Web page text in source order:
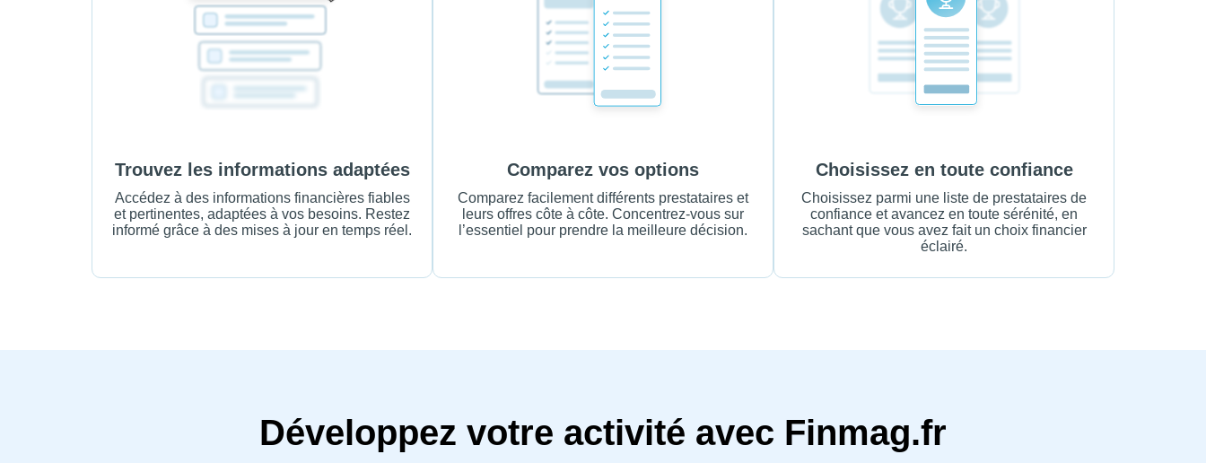
Trouvez les informations adaptées
Accédez à des informations financières fiables
et pertinentes, adaptées à vos besoins. Restez
informé grâce à des mises à jour en temps réel.
Comparez vos options
Comparez facilement différents prestataires et
leurs offres côte à côte. Concentrez-vous sur
l’essentiel pour prendre la meilleure décision.
Choisissez en toute confiance
Choisissez parmi une liste de prestataires de
confiance et avancez en toute sérénité, en
sachant que vous avez fait un choix financier
éclairé.
Développez votre activité avec Finmag.fr